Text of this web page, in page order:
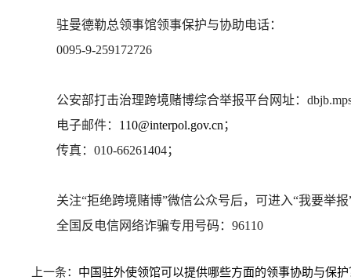
驻曼德勒总领事馆领事保护与协助电话：
0095-9-259172726
公安部打击治理跨境赌博综合举报平台网址：
电子邮件： 110@interpol.gov.cn ；
传真：010-66261404；
关注“拒绝跨境赌博”微信公众号后，可进入“我要举
全国反电信网络诈骗专用号码：96110
上一条： 中国驻外使领馆可以提供哪些方面的领事协助与保